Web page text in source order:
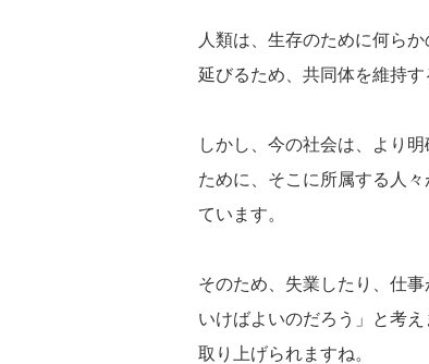
人類は、生存のために何ら
延びるため、共同体を維持
しかし、今の社会は、より
ために、そこに所属する人
ています。
そのため、失業したり、仕
いけばよいのだろう」と考
取り上げられますね。